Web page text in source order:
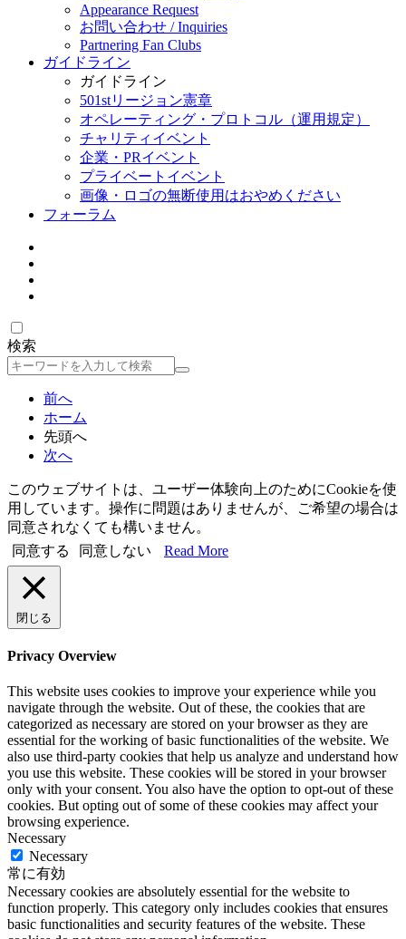
Appearance Request
お問い合わせ / Inquiries
Partnering Fan Clubs
ガイドライン
ガイドライン
501stリージョン憲章
オペレーティング・プロトコル（運用規定）
チャリティイベント
企業・PRイベント
プライベートイベント
画像・ロゴの無断使用はおやめください
フォーラム
検索
検
前へ
ホーム
先頭へ
次へ
このウェブサイトは、ユーザー体験向上のためにCookieを使
用しています。操作に問題はありませんが、ご希望の場合は
同意されなくても構いません。
同意する
同意しない Read More
閉じる
Privacy Overview
This website uses cookies to improve your experience while you
navigate through the website. Out of these, the cookies that are
categorized as necessary are stored on your browser as they are
essential for the working of basic functionalities of the website. We
also use third-party cookies that help us analyze and understand how
you use this website. These cookies will be stored in your browser
only with your consent. You also have the option to opt-out of these
cookies. But opting out of some of these cookies may affect your
browsing experience.
Necessary
Necessary
常に有効
Necessary cookies are absolutely essential for the website to
function properly. This category only includes cookies that ensures
basic functionalities and security features of the website. These